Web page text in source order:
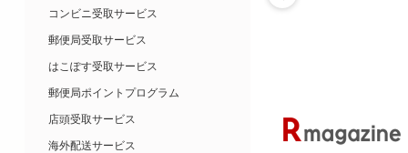
コンビニ受取サービス
郵便局受取サービス
はこぽす受取サービス
郵便局ポイントプログラム
店頭受取サービス
海外配送サービス